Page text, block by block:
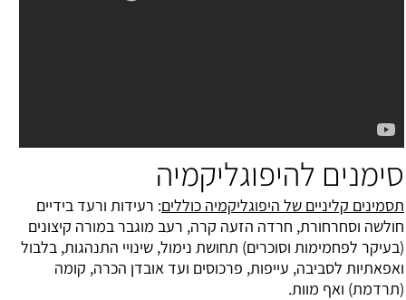
סימנים להיפוגליקמיה
תסמינים קליניים של היפוגליקמיה כוללים: רעידות ורעד בידיים
חולשה וסחרחורת, חרדה הזעה קרה, רעב מוגבר במורה קיצונים
(בעיקר לפחמימות וסוכרים) תחושת נימול, שינויי התנהגות, בלבול
ואפאתיות לסביבה, עייפות, פרכוסים ועד אובדן הכרה, קומה
(תרדמת) ואף מוות.